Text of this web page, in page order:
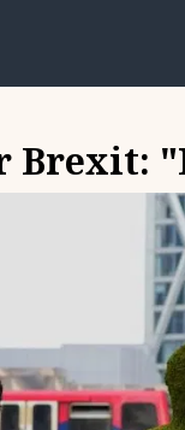
Brexit: